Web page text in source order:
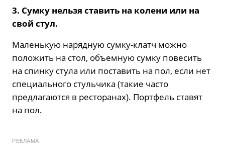
3. Сумку нельзя ставить на колени или на
свой стул.
Маленькую нарядную сумку-клатч можно
положить на стол, объемную сумку повесить
на спинку стула или поставить на пол, если нет
специального стульчика (такие часто
предлагаются в ресторанах). Портфель ставят
на пол.
РЕКЛАМА